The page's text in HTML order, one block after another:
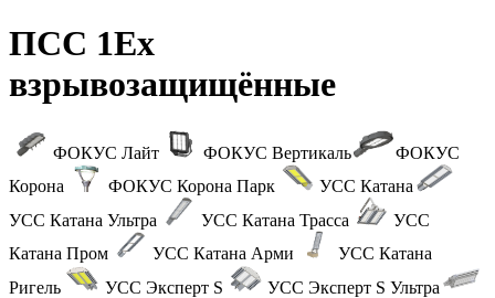
ПСС 1Ex
взрывозащищённые
ФОКУС Лайт ФОКУС Вертикаль
ФОКУС
Корона
ФОКУС Корона Парк
УСС Катана
УСС Катана Ультра
УСС Катана Трасса
УСС
Катана Пром
УСС Катана Арми
УСС Катана
Ригель
УСС Эксперт S
УСС Эксперт S Ультра